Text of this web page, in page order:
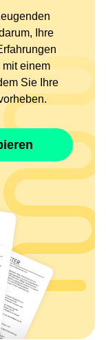
Ihre
einem
Sie Ihre